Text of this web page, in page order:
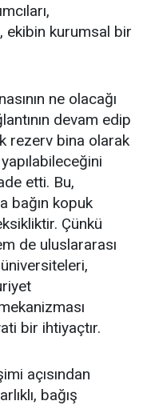
ekibin kurumsal bir
ne olacağı
devam edip
rezerv bina olarak
etti. Bu,
bağın kopuk
Çünkü
de uluslararası
bir ihtiyaçtır.
açısından
bağış